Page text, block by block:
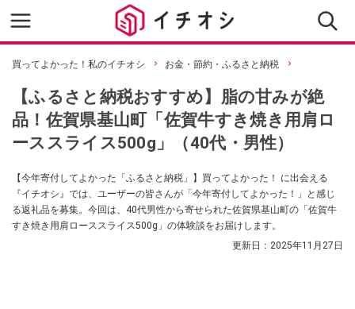
買ってよかった！私のイチオシ お金・節約・ふるさと納税
【ふるさと納税おすすめ】脂の甘みが絶
品！佐賀県基山町「佐賀牛すき焼き用肩ロ
ーススライス500g」（40代・男性）
【今年寄付してよかった「ふるさと納税」】買ってよかった！ に出会える
『イチオシ』では、ユーザーの皆さんが「今年寄付してよかった！」と感じ
る返礼品を募集。今回は、40代男性から寄せられた佐賀県基山町の「佐賀牛
すき焼き用肩ローススライス500g」の体験談をお届けします。
更新日： 2025年11月27日